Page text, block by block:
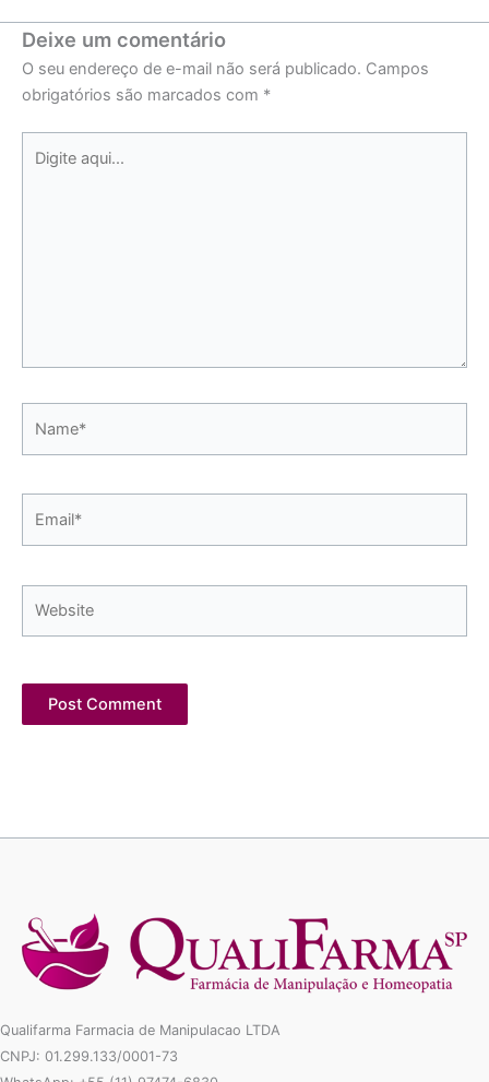
Deixe um comentário
O seu endereço de e-mail não será publicado. Campos
obrigatórios são marcados com *
aqui...
Qualifarma Farmacia de Manipulacao LTDA
CNPJ: 01.299.133/0001-73